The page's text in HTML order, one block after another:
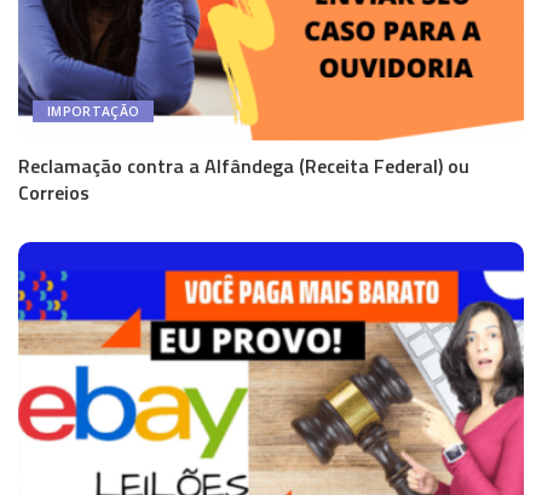
IMPORTAÇÃO
Reclamação contra a Alfândega (Receita Federal) ou
Correios